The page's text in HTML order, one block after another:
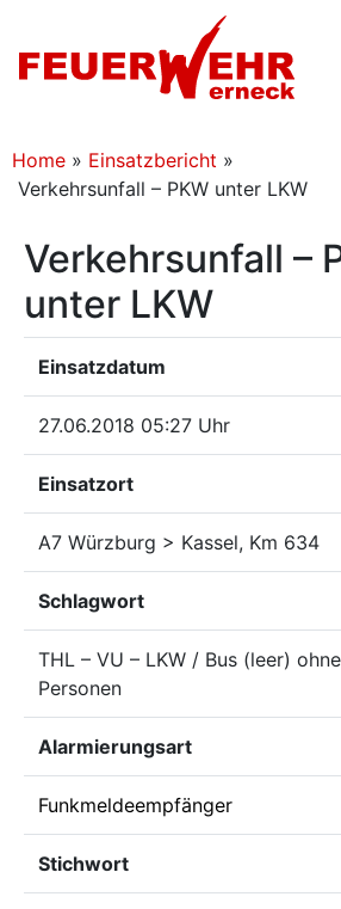
Home » Einsatzbericht »
Verkehrsunfall – PKW unter LKW
Verkehrsunfall –
unter LKW
Einsatzdatum
27.06.2018 05:27 Uhr
Einsatzort
A7 Würzburg > Kassel, Km 634
Schlagwort
THL – VU – LKW / Bus (leer)
Personen
Alarmierungsart
Funkmeldeempfänger
Stichwort